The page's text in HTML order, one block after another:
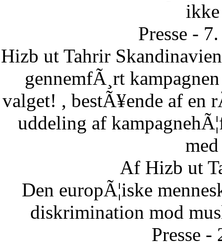
Presse -
Hizb ut Tahrir
gennemfÃ¸rt
valget! , bestÃ¥ende af en
uddeling af
Af Hizb ut
Den europÃ¦iske
diskrimination mod
Presse -